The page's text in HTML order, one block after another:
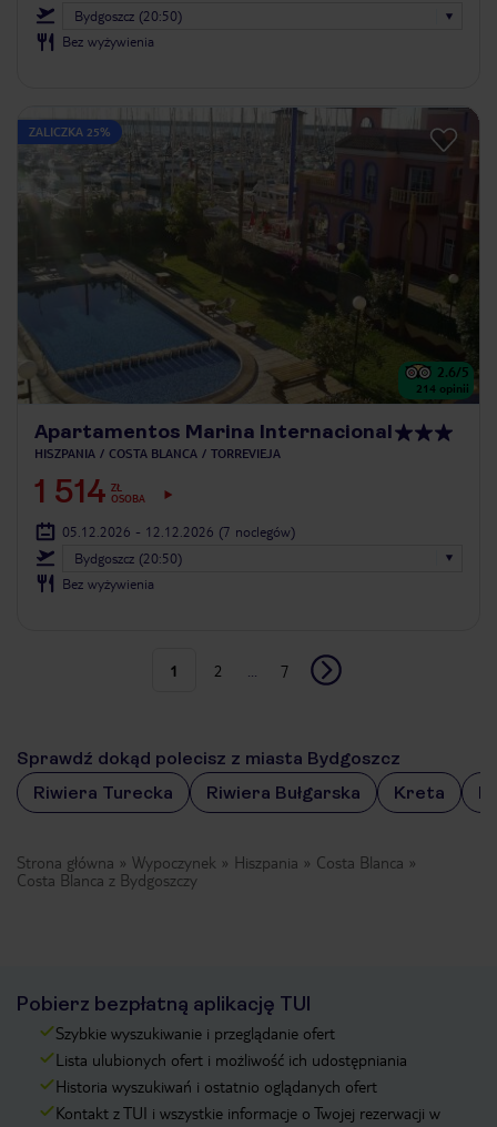
Bydgoszcz (20:50)
Bez wyżywienia
ZALICZKA 25%
2.6/5
214 opinii
Apartamentos Marina Internacional
HISZPANIA COSTA BLANCA TORREVIEJA
1 514 ZŁ
OSOBA
05.12.2026 - 12.12.2026 (7 noclegów)
Bydgoszcz (20:50)
Bez wyżywienia
1 2 7
Sprawdź dokąd polecisz z miasta Bydgoszcz
Riwiera Turecka
Riwiera Bułgarska Kreta
Strona główna Wypoczynek Hiszpania
Costa Blanca
Costa Blanca z Bydgoszczy
Pobierz bezpłatną aplikację TUI
Szybkie wyszukiwanie i przeglądanie ofert
Lista ulubionych ofert i możliwość ich udostępniania
Historia wyszukiwań i ostatnio oglądanych ofert
Kontakt z TUI i wszystkie informacje o Twojej rezerwacji w